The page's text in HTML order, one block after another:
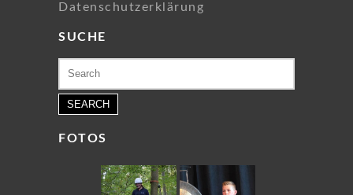
Datenschutzerklärung
SUCHE
for:
FOTOS